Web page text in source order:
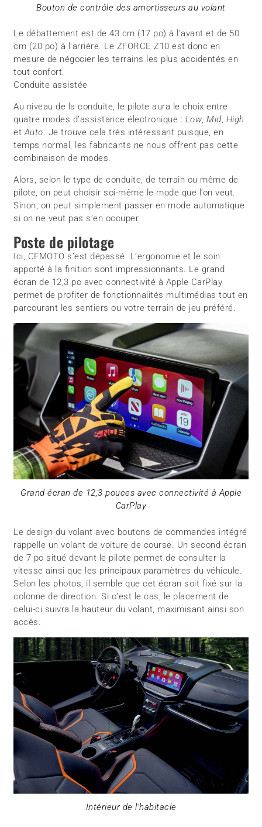
Bouton de contrôle des amortisseurs au volant
Le débattement est de 43 cm (17 po) à l’avant et de 50
cm (20 po) à l’arrière. Le ZFORCE Z10 est donc en
mesure de négocier les terrains les plus accidentés en
tout confort.
Conduite assistée
Au niveau de la conduite, le pilote aura le choix entre
quatre modes d’assistance électronique : Low,Mid, High
etAuto. Je trouve cela très intéressant puisque, en
temps normal, les fabricants ne nous offrent pas cette
combinaison de modes.
Alors, selon le type de conduite, de terrain ou même de
pilote, on peut choisir soi-même le mode que l’on veut.
Sinon, on peut simplement passer en mode automatique
si on ne veut pas s’en occuper.
Poste de pilotage
Ici, CFMOTO s’est dépassé. L’ergonomie et le soin
apporté à la finition sont impressionnants. Le grand
écran de 12,3 po avec connectivité à Apple CarPlay
permet de profiter de fonctionnalités multimédias tout en
parcourant les sentiers ou votre terrain de jeu préféré.
Grand écran de 12,3 pouces avec connectivité à Apple
CarPlay
Le design du volant avec boutons de commandes intégré
rappelle un volant de voiture de course. Un second écran
de 7 po situé devant le pilote permet de consulter la
vitesse ainsi que les principaux paramètres du véhicule.
Selon les photos, il semble que cet écran soit fixé sur la
colonne de direction. Si c’est le cas, le placement de
celui-ci suivra la hauteur du volant, maximisant ainsi son
accès.
Intérieur de l’habitacle